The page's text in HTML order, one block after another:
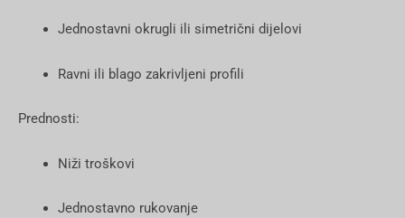
Jednostavni okrugli ili simetrični dijelovi
Ravni ili blago zakrivljeni profili
Prednosti:
Niži troškovi
Jednostavno rukovanje